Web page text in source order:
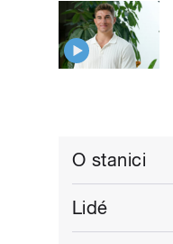
O stanici
Lidé